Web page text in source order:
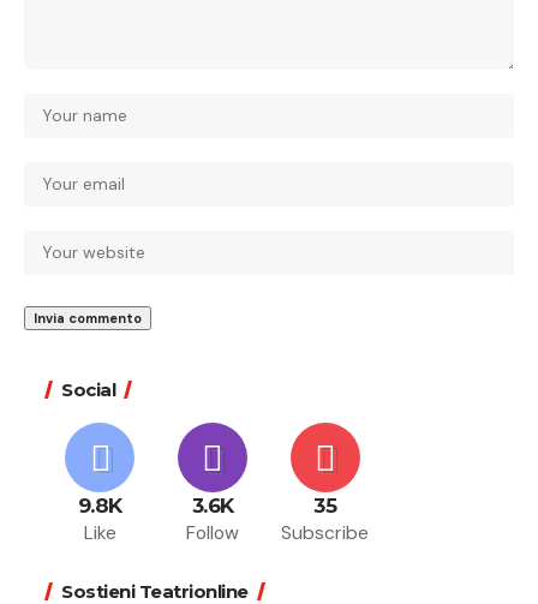
Social
9.8K
Like
3.6K
Follow
35
Subscribe
Sostieni Teatrionline